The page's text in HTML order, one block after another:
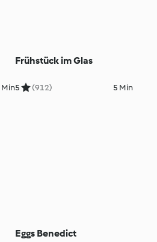
Min
Frühstück im Glas
5 (912) 5 Min
Eggs Benedict